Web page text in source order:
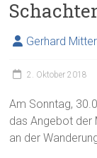
Gerhard
2. Oktober 2018
Am Sonntag,
das Angebot der
an der